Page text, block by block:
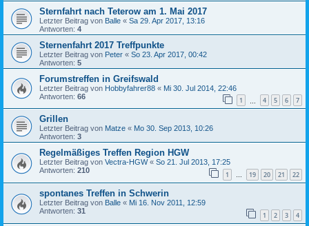
Sternfahrt nach Teterow am 1. Mai 2017
Letzter Beitrag von Balle « Sa 29. Apr 2017, 13:16
Antworten: 4
Sternenfahrt 2017 Treffpunkte
Letzter Beitrag von Peter « So 23. Apr 2017, 00:42
Antworten: 5
Forumstreffen in Greifswald
Letzter Beitrag von Hobbyfahrer88 « Mi 30. Jul 2014, 22:46
Antworten: 66 1 4 5 6 7
Grillen
Letzter Beitrag von Matze « Mo 30. Sep 2013, 10:26
Antworten: 3
Regelmäßiges Treffen Region HGW
Letzter Beitrag von Vectra-HGW« So 21. Jul 2013, 17:25
Antworten: 210 1 … 19 20 21 22
spontanes Treffen in Schwerin
Letzter Beitrag von Balle « Mi 16. Nov 2011, 12:59
Antworten: 31 1 2 3 4